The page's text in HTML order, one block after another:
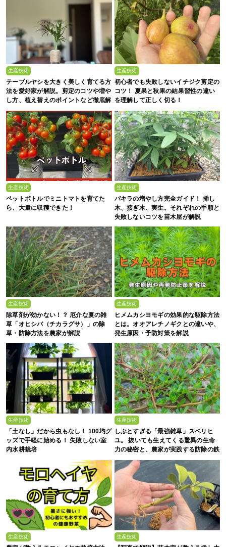
生産技術
テーブルヤシを大きく美しく育てる方
法を愛好家が解説。剪定のコツや増や
し方、植え替えのポイントなど徹底解
生産技術
初心者でも失敗しないイチジク剪定の
コツ！ 夏果と秋果の結果習性の違い
を理解して正しく切る！
生産技術
ペットボトルでミニトマトを育てた
ら、大量に収穫できた！
生産技術
パキラの増やし方完全ガイド！ 挿し
木、接ぎ木、実生。それぞれの手順と
失敗しないコツを苗木屋が解説
生産技術
除草剤が効かない！？ 厄介な夏の雑
草「オヒシバ（チカラグサ）」の除
草・防除方法を農家が解説
生産技術
ヒメムカシヨモギの効果的な駆除方法
とは。オオアレチノギクとの違いや、
発生原因・予防対策を解説
生産技術
「土なし」だから虫もなし！ 100均グ
ッズで手軽に始める！ 失敗しない室
内水耕栽培
生産技術
しぶとすぎる「最強雑草」スベリヒ
ユ。 抜いても生えてくる驚異の生命
力の秘密と、農家が実践する防除の鉄
生産技術 生産技術